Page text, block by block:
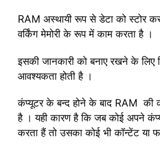
RAM अस्थायी रूप से डेटा को स्टोर
वर्किंग मेमोरी के रूप में काम करता है ।
इसकी जानकारी को बनाए रखने के लिए
आवश्यकता होती है ।
कंप्यूटर के बन्द होने के बाद RAM की
है । यही कारण है कि जब कोई अपने
करता हैं तो उसका कोई भी कॉन्टेंट या